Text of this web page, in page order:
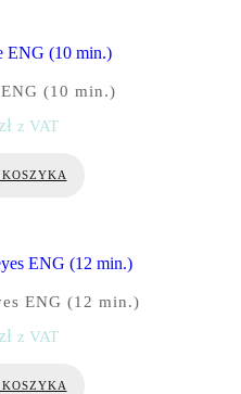
(10 min.)
z VAT
ENG (12 min.)
z VAT